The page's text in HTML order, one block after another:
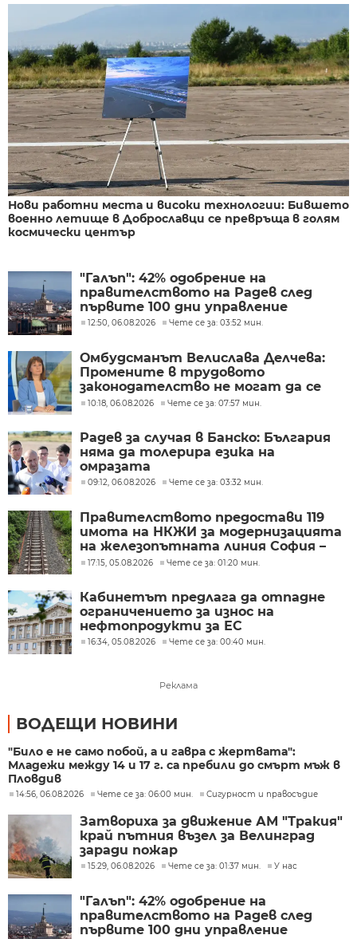
Нови работни места и високи технологии: Бившето
военно летище в Доброславци се превръща в голям
космически център
"Галъп": 42% одобрение на
правителството на Радев след
първите 100 дни управление
12:50, 06.08.2026 Чете се за: 03:52 мин.
Омбудсманът Велислава Делчева:
Промените в трудовото
законодателство не могат да се
правят през бюджета
10:18, 06.08.2026 Чете се за: 07:57 мин.
Радев за случая в Банско: България
няма да толерира езика на
омразата
09:12, 06.08.2026 Чете се за: 03:32 мин.
Правителството предостави 119
имота на НКЖИ за модернизацията
на железопътната линия София –
Пловдив
17:15, 05.08.2026 Чете се за: 01:20 мин.
Кабинетът предлага да отпадне
ограничението за износ на
нефтопродукти за ЕС
16:34, 05.08.2026 Чете се за: 00:40 мин.
Реклама
ВОДЕЩИ НОВИНИ
"Било е не само побой, а и гавра с жертвата":
Младежи между 14 и 17 г. са пребили до смърт мъж в
Пловдив
14:56, 06.08.2026 Чете се за: 06:00 мин. Сигурност и правосъдие
Затвориха за движение АМ "Тракия"
край пътния възел за Велинград
заради пожар
15:29, 06.08.2026 Чете се за: 01:37 мин. У нас
"Галъп": 42% одобрение на
правителството на Радев след
първите 100 дни управление